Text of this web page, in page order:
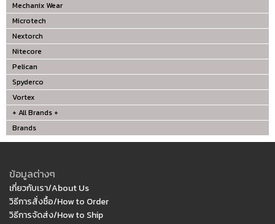
Mechanix Wear
Microtech
Nextorch
Nitecore
Pelican
Spyderco
Vortex
+ All Brands +
Brands
ข้อมูลต่างๆ
เกี่ยวกับเรา/About Us
วิธีการสั่งซื้อ/How to Order
วิธีการจัดส่ง/How to Ship